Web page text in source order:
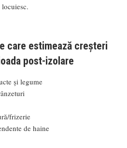
care estimează creșteri
post-izolare
și legume
frizerie
de haine